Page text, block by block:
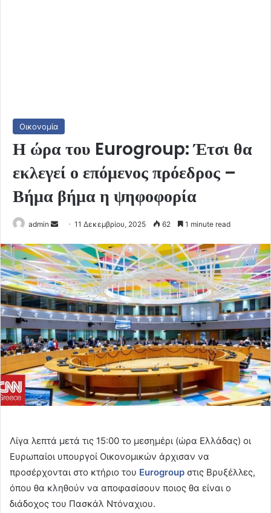
Οικονομία
Η ώρα του Eurogroup: Έτσι θα
εκλεγεί ο επόμενος πρόεδρος –
Βήμα βήμα η ψηφοφορία
admin
Send
email
11 Δεκεμβρίου, 2025 62 1 minute read
Λίγα λεπτά μετά τις 15:00 το μεσημέρι (ώρα Ελλάδας) οι
Ευρωπαίοι υπουργοί Οικονομικών άρχισαν να
προσέρχονται στο κτήριο του Eurogroup στις Βρυξέλλες,
όπου θα κληθούν να αποφασίσουν ποιος θα είναι ο
διάδοχος του Πασκάλ Ντόναχιου.